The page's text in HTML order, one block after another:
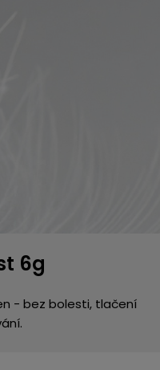
6g
- bez bolesti, tlačení